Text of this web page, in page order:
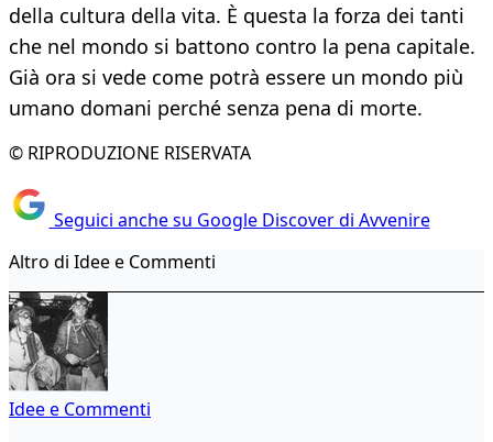
della cultura della vita. È questa la forza dei tanti
che nel mondo si battono contro la pena capitale.
Già ora si vede come potrà essere un mondo più
umano domani perché senza pena di morte.
© RIPRODUZIONE RISERVATA
Seguici anche su Google Discover di Avvenire
Altro di Idee e Commenti
Idee e Commenti